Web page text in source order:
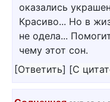
оказались
Красиво... Но в
не одела...
чему этот сон.
[Ответить] [С